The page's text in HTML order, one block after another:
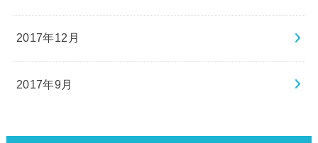
2017年12月
2017年9月